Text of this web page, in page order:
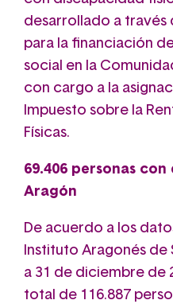
desarrollado a través
para la financiación
social en la
con cargo a la
Impuesto sobre la
Físicas.
69.406 personas
Aragón
De acuerdo a los
Instituto Aragonés de
a 31 de diciembre de
total de 116.887